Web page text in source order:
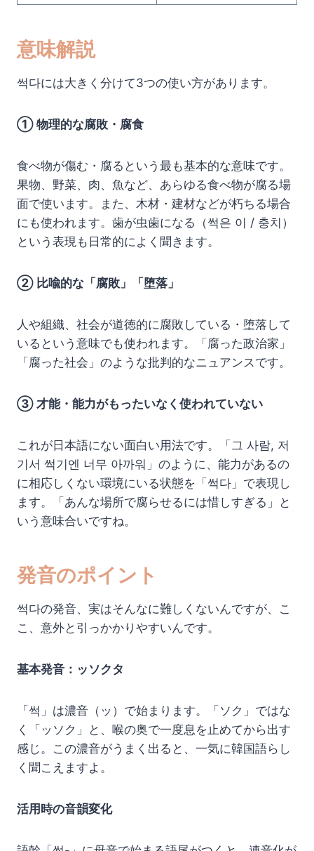
意味解説
썩다には大きく分けて3つの使い方があります。
① 物理的な腐敗・腐食
食べ物が傷む・腐るという最も基本的な意味です。
果物、野菜、肉、魚など、あらゆる食べ物が腐る場
面で使います。また、木材・建材などが朽ちる場合
にも使われます。歯が虫歯になる（썩은 이 / 충치）
という表現も日常的によく聞きます。
② 比喩的な「腐敗」「堕落」
人や組織、社会が道徳的に腐敗している・堕落して
いるという意味でも使われます。「腐った政治家」
「腐った社会」のような批判的なニュアンスです。
③ 才能・能力がもったいなく使われていない
これが日本語にない面白い用法です。「그 사람, 저
기서 썩기엔 너무 아까워」のように、能力があるの
に相応しくない環境にいる状態を「썩다」で表現し
ます。「あんな場所で腐らせるには惜しすぎる」と
いう意味合いですね。
発音のポイント
썩다の発音、実はそんなに難しくないんですが、こ
こ、意外と引っかかりやすいんです。
基本発音：ッソクタ
「썩」は濃音（ッ）で始まります。「ソク」ではな
く「ッソク」と、喉の奥で一度息を止めてから出す
感じ。この濃音がうまく出ると、一気に韓国語らし
く聞こえますよ。
活用時の音韻変化